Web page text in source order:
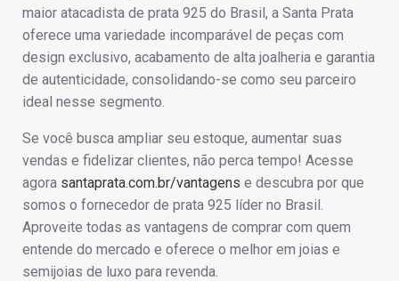
maior atacadista de prata 925 do Brasil, a Santa Prata
oferece uma variedade incomparável de peças com
design exclusivo, acabamento de alta joalheria e garantia
de autenticidade, consolidando-se como seu parceiro
ideal nesse segmento.
Se você busca ampliar seu estoque, aumentar suas
vendas e fidelizar clientes, não perca tempo! Acesse
agora santaprata.com.br/vantagens e descubra por que
somos o fornecedor de prata 925 líder no Brasil.
Aproveite todas as vantagens de comprar com quem
entende do mercado e oferece o melhor em joias e
semijoias de luxo para revenda.